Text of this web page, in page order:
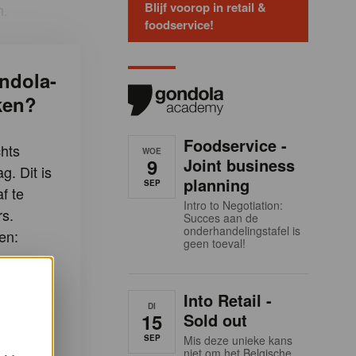
Dit is
te
Blijf voorop in retail &
foodservice!
WOE
9
SEP
Foodservice -
Joint business
planning
Intro to Negotiation:
Succes aan de
onderhandelingstafel is
geen toeval!
DI
15
SEP
Into Retail -
Sold out
Mis deze unieke kans
niet om het Belgische